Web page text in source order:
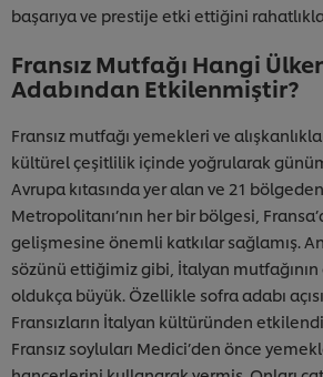
başarıya ve prestije etki ettiğini
Fransız Mutfağı Hangi
Adabından Etkilenmiştir?
Fransız mutfağı yemekleri ve
kültürel çeşitlilik içinde yoğrularak
Avrupa kıtasında yer alan ve 21
Metropolitanı’nın her bir bölgesi,
gelişmesine önemli katkılar sağlamış.
sözünü ettiğimiz gibi, İtalyan
oldukça büyük. Özellikle sofra adabı
Fransızların İtalyan kültüründen
Fransız soyluları Medici’den önce